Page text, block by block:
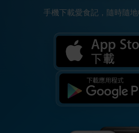
手機下載愛食記，隨時隨地